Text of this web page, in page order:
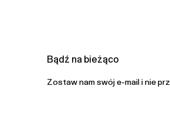
Bądź na bieżąco
Zostaw nam swój e-mail i nie